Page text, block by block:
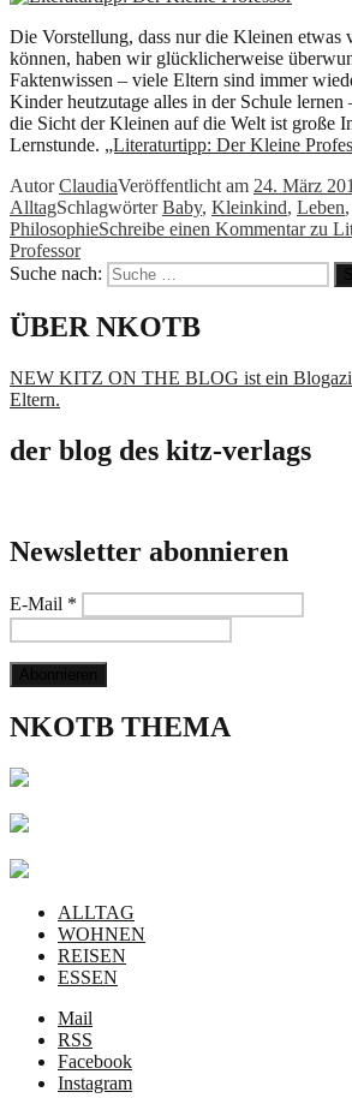
Die Vorstellung, dass nur die Kleinen etwas
können, haben wir glücklicherweise
Faktenwissen – viele Eltern sind immer
Kinder heutzutage alles in der Schule lernen
die Sicht der Kleinen auf die Welt ist große
Lernstunde. „Literaturtipp: Der Kleine
AutorClaudiaVeröffentlicht am 24. März
AlltagSchlagwörterBaby, Kleinkind, Leben,
PhilosophieSchreibe einen Kommentarzu
Professor
Suche nach:
ÜBER NKOTB
NEW KITZ ON THE BLOG ist ein
Eltern.
der blog des kitz-verlags
Newsletter abonnieren
E-Mail *
NKOTB THEMA
ALLTAG
WOHNEN
REISEN
ESSEN
Mail
RSS
Facebook
Instagram